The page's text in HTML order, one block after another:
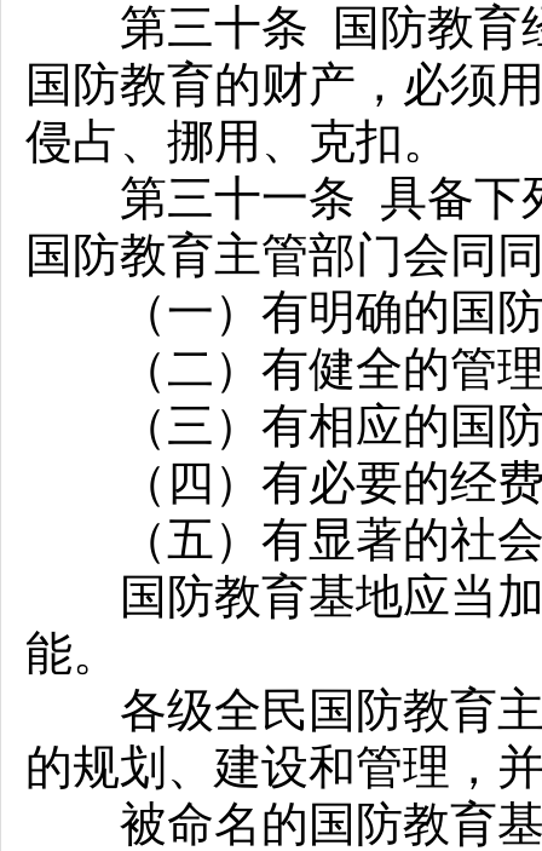
第三十条 国防教育经
国防教育的财产，必须
侵占、挪用、克扣。
第三十一条 具备下列
国防教育主管部门会同
（一）有明确的国防
（二）有健全的管理
（三）有相应的国防
（四）有必要的经费
（五）有显著的社会
国防教育基地应当加
能。
各级全民国防教育主
的规划、建设和管理，
被命名的国防教育基